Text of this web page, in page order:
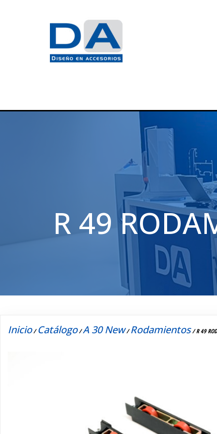
R 49
Inicio/Catálogo/A 30 New/Rodamientos/ R 49